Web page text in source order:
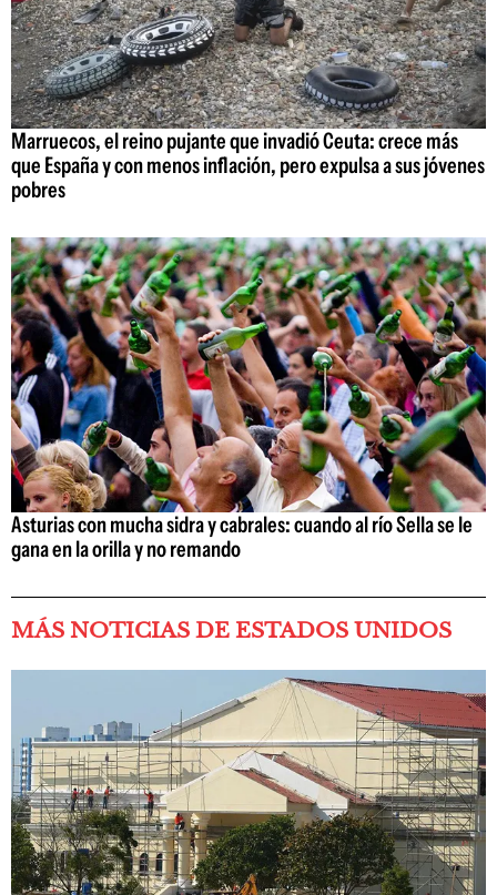
Marruecos, el reino pujante que invadió Ceuta: crece más
que España y con menos inflación, pero expulsa a sus jóvenes
pobres
Asturias con mucha sidra y cabrales: cuando al río Sella se le
gana en la orilla y no remando
MÁS NOTICIAS DE ESTADOS UNIDOS